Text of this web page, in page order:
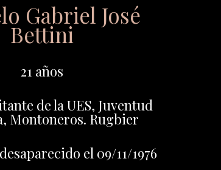
Gabriel José
Bettini
21 años
de la UES, Juventud
Montoneros. Rugbier
el 09/11/1976